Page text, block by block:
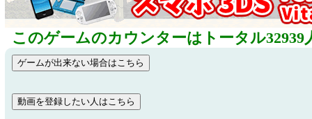
このゲームのカウンターはトータル32939